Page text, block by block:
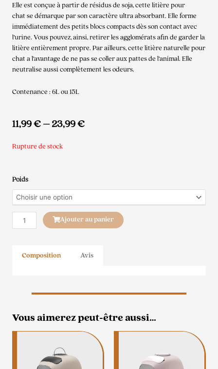
Elle est conçue à partir de résidus de soja, cette litière pour
chat se démarque par son caractère ultra absorbant. Elle forme
immédiatement des petits blocs compacts dès son contact avec
l’urine. Vous pouvez, ainsi, retirer les agglomérats afin de garder la
litière entièrement propre. Par ailleurs, cette litière naturelle pour
chat a l’avantage de ne pas se coller aux pattes de l’animal. Elle
neutralise aussi complètement les odeurs.
Contenance : 6L ou 15L
11,99€–23,99€
Rupture de stock
Poids
quantité
de
Litière
naturelle
charbon
Ajouter au panier
Composition Avis
Vous aimerez peut-être aussi…